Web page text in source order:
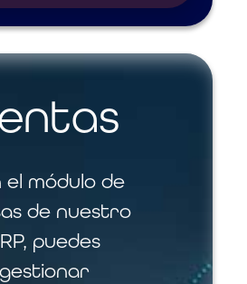
el módulo de
de nuestro
puedes
gestionar